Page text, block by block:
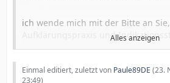
ich wende mich mit der Bitte an
Aufklärungspraxis und
Beschneidung minderjähriger
Obwohl die nicht-therapeutische
Alles anzeigen
Einmal editiert, zuletzt von Paule89DE (23.
23:49)